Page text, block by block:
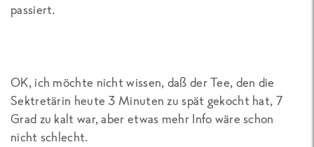
passiert.
OK, ich möchte nicht wissen, daß der Tee, den die
Sektretärin heute 3 Minuten zu spät gekocht hat, 7
Grad zu kalt war, aber etwas mehr Info wäre schon
nicht schlecht.